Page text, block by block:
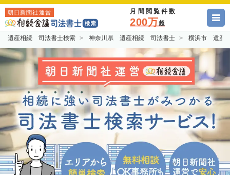
朝日新聞社運営 月間閲覧件数
200万超
遺産相続 司法書士検索 神奈川県 遺産相続 司法書士 横浜市 遺産